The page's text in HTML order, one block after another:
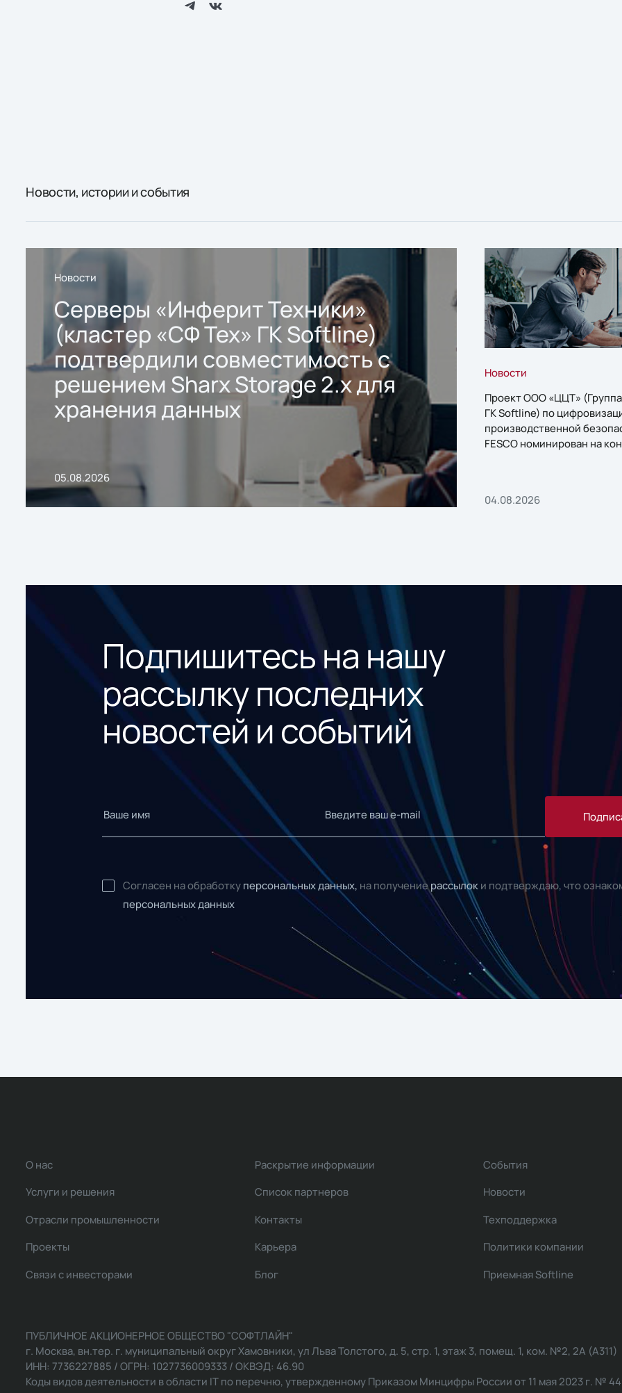
Новости, истории и события
Новости
Серверы «Инферит Техники»
(кластер «СФ Тех» ГК Softline)
подтвердили совместимость с
решением Sharx Storage 2.x для
хранения данных
05.08.2026
Новости
Проект ООО «ЦЦТ»
ГК Softline) по
производственной
FESCO номинирован на
04.08.2026
Подпишитесь на нашу
рассылку последних
новостей и событий
Согласен на обработку персональных данных, на получениерассылок и подтверждаю, что
персональных данных
О нас
Услуги и решения
Отрасли промышленности
Проекты
Связи с инвесторами
Раскрытие информации
Список партнеров
Контакты
Карьера
Блог
События
Новости
Техподдержка
Политики компании
Приемная Softline
ПУБЛИЧНОЕ АКЦИОНЕРНОЕ ОБЩЕСТВО "СОФТЛАЙН"
г. Москва, вн.тер. г. муниципальный округ Хамовники, ул Льва Толстого, д. 5, стр. 1, этаж 3, помещ. 1, ком. №2, 2А (А311)
ИНН: 7736227885 / ОГРН: 1027736009333 / ОКВЭД: 46.90
Коды видов деятельности в области IT по перечню, утвержденному Приказом Минцифры России от 11 мая 2023 г. №